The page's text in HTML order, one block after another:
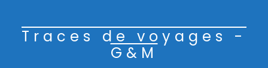
Traces de voyages -
G&M